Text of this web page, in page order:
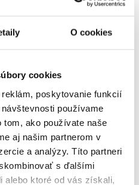
O cookies
cookies
poskytovanie funkcií
používame
tom, ako používate naše
aj našim partnerom v
a analýzy. Títo partneri
s ďalšími
alebo ktoré od vás získali,
Skrine a úložné systémy
a prístelky
a rošty
Hojdacie siete, hojdačky
nábytok